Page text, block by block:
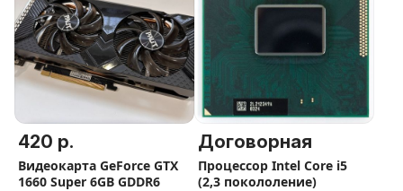
420 р.
Видеокарта GeForce GTX
1660 Super 6GB GDDR6
Договорная
Процессор Intel Core i5
(2,3 покололение)